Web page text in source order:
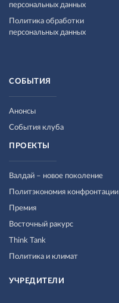
персональных данных
Политика обработки
персональных данных
СОБЫТИЯ
Анонсы
События клуба
ПРОЕКТЫ
Валдай – новое поколение
Политэкономия конфронтации
Премия
Восточный ракурс
Think Tank
Политика и климат
УЧРЕДИТЕЛИ